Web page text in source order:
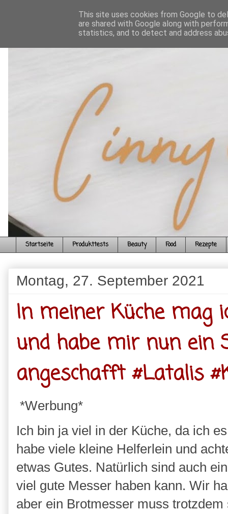
Startseite Produkttests Beauty Food Rezepte
Montag, 27. September 2021
In meiner Küche mag
und habe mir nun ein
angeschafft #Latalis
*Werbung*
Ich bin ja viel in der Küche, da ich
habe viele kleine Helferlein und
etwas Gutes. Natürlich sind auch
viel gute Messer haben kann. Wir
aber ein Brotmesser muss
This site uses cookies from Google to
are shared with Google along with
statistics, and to detect and address